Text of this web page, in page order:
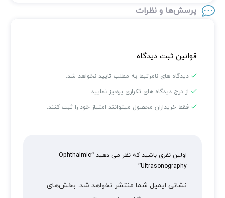
پرسش‌ها و نظرات
قوانین ثبت دیدگاه
دیدگاه های نامرتبط به مطلب تایید نخواهد شد.
از درج دیدگاه های تکراری پرهیز نمایید.
فقط خریداران محصول میتوانند امتیاز خود را ثبت کنند.
اولین نفری باشید که نظر می دهید “Ophthalmic
Ultrasonography”
نشانی ایمیل شما منتشر نخواهد شد. بخش‌های